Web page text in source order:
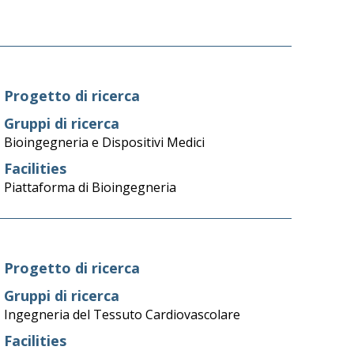
Progetto di ricerca
Gruppi di ricerca
Bioingegneria e Dispositivi Medici
Facilities
Piattaforma di Bioingegneria
Progetto di ricerca
Gruppi di ricerca
Ingegneria del Tessuto Cardiovascolare
Facilities